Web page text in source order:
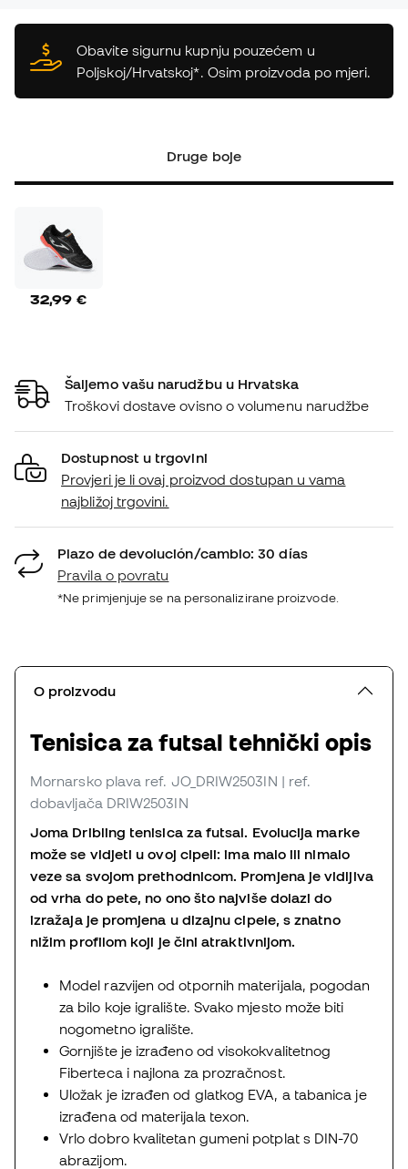
Obavite sigurnu kupnju pouzećem u
Poljskoj/Hrvatskoj*. Osim proizvoda po mjeri.
Druge boje
32,99 €
Šaljemo vašu narudžbu u Hrvatska
Troškovi dostave ovisno o volumenu narudžbe
Dostupnost u trgovini
Provjeri je li ovaj proizvod dostupan u vama
najbližoj trgovini.
Plazo de devolución/cambio: 30 días
Pravila o povratu
*Ne primjenjuje se na personalizirane proizvode.
O proizvodu
Tenisica za futsal tehnički opis
Mornarsko plava ref. JO_DRIW2503IN | ref.
dobavljača DRIW2503IN
Joma Dribling tenisica za futsal. Evolucija marke
može se vidjeti u ovoj cipeli: ima malo ili nimalo
veze sa svojom prethodnicom. Promjena je vidljiva
od vrha do pete, no ono što najviše dolazi do
izražaja je promjena u dizajnu cipele, s znatno
nižim profilom koji je čini atraktivnijom.
Model razvijen od otpornih materijala, pogodan
za bilo koje igralište. Svako mjesto može biti
nogometno igralište.
Gornjište je izrađeno od visokokvalitetnog
Fiberteca i najlona za prozračnost.
Uložak je izrađen od glatkog EVA, a tabanica je
izrađena od materijala texon.
Vrlo dobro kvalitetan gumeni potplat s DIN-70
abrazijom.